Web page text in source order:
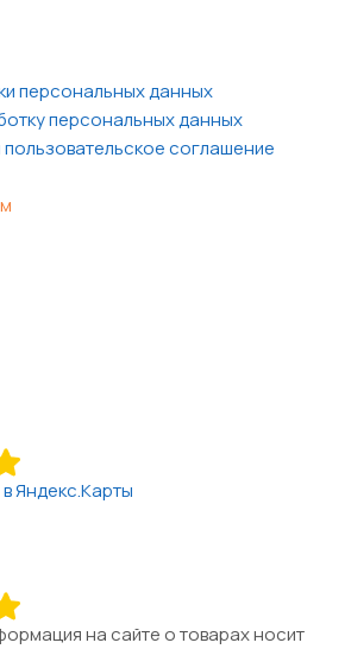
персональных данных
персональных данных
соглашение
Яндекс.Карты
на сайте о товарах носит